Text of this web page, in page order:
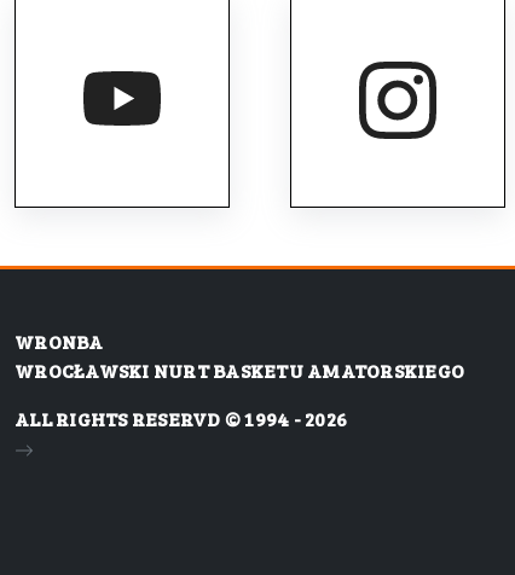
WRONBA
WROCŁAWSKI NURT BASKETU AMATORSKIEGO
ALL RIGHTS RESERVD © 1994 - 2026